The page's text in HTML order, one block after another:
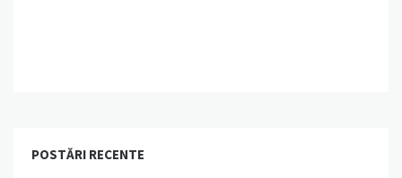
POSTĂRI RECENTE